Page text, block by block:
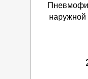
наружной